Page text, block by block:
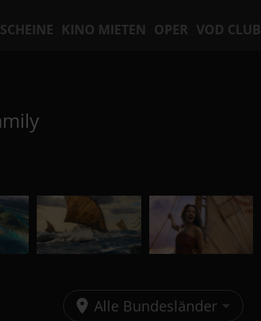
KINO MIETEN OPER VOD CLUB
Alle Bundesländer